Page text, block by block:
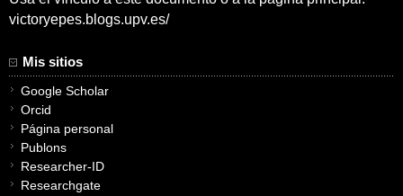
victoryepes.blogs.upv.es/
Mis sitios
Google Scholar
Orcid
Página personal
Publons
Researcher-ID
Researchgate